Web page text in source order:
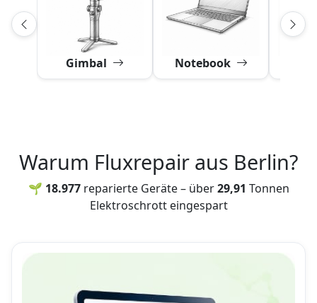
Gimbal Notebook
Warum Fluxrepair aus Berlin?
🌱 18.977reparierte Geräte – über29,91 Tonnen
Elektroschrott eingespart